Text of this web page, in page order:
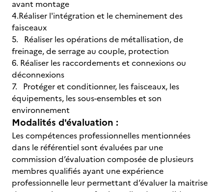
avant montage
4.Réaliser l'intégration et le cheminement des
faisceaux
5. Réaliser les opérations de métallisation, de
freinage, de serrage au couple, protection
6. Réaliser les raccordements et connexions ou
déconnexions
7. Protéger et conditionner, les faisceaux, les
équipements, les sous-ensembles et son
environnement
Modalités d'évaluation :
Les compétences professionnelles mentionnées
dans le référentiel sont évaluées par une
commission d’évaluation composée de plusieurs
membres qualifiés ayant une expérience
professionnelle leur permettant d’évaluer la maitrise